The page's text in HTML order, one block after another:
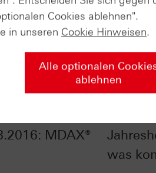
MDAX®
ntv
was
Cookies ablehnen".
in unseren Cookie Hinweisen.
Alle optionalen
ablehnen